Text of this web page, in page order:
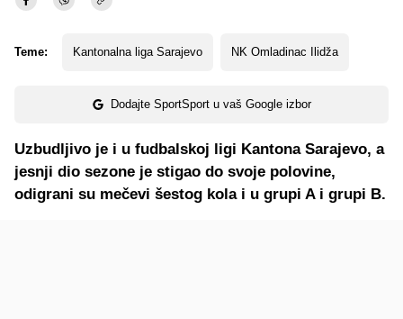
Teme: Kantonalna liga Sarajevo NK Omladinac Ilidža
Dodajte SportSport u vaš Google izbor
Uzbudljivo je i u fudbalskoj ligi Kantona Sarajevo, a
jesnji dio sezone je stigao do svoje polovine,
odigrani su mečevi šestog kola i u grupi A i grupi B.